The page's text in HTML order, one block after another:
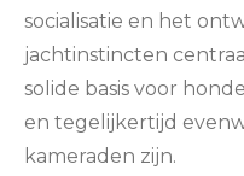
socialisatie en het
jachtinstincten
solide basis voor
en tegelijkertijd
kameraden zijn.